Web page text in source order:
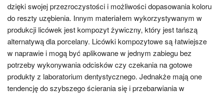
dzięki swojej przezroczystości i możliwości dopasowania koloru
do reszty uzębienia. Innym materiałem wykorzystywanym w
produkcji licówek jest kompozyt żywiczny, który jest tańszą
alternatywą dla porcelany. Licówki kompozytowe są łatwiejsze
w naprawie i mogą być aplikowane w jednym zabiegu bez
potrzeby wykonywania odcisków czy czekania na gotowe
produkty z laboratorium dentystycznego. Jednakże mają one
tendencję do szybszego ścierania się i przebarwiania w